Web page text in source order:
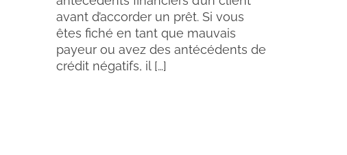
avant d’accorder un prêt. Si vous
êtes fiché en tant que mauvais
payeur ou avez des antécédents de
crédit négatifs, il […]